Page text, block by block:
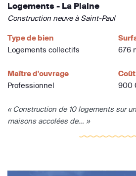
Logements - La Plaine
Construction neuve à Saint-Paul
Type de bien
Logements collectifs
676
Maître d'ouvrage
Professionnel
900
« Construction de 10 logements sur
maisons accolées de... »